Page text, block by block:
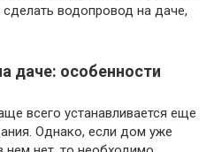
водопровод на даче,
даче: особенности
всего устанавливается еще
Однако, если дом уже